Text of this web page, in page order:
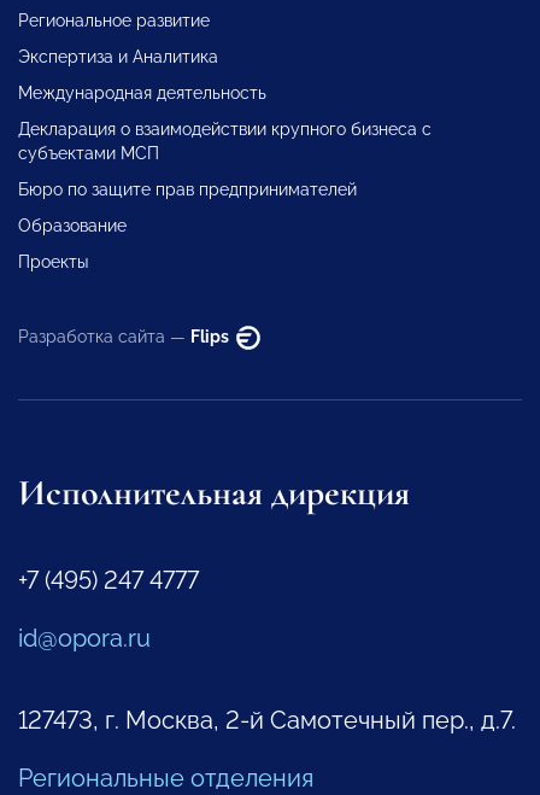
Региональное развитие
Экспертиза и Аналитика
Международная деятельность
Декларация о взаимодействии крупного бизнеса с
субъектами МСП
Бюро по защите прав предпринимателей
Образование
Проекты
Разработка сайта — Flips
Исполнительная дирекция
+7 (495) 247 4777
id@opora.ru
127473, г. Москва, 2-й Самотечный пер., д.7.
Региональные отделения